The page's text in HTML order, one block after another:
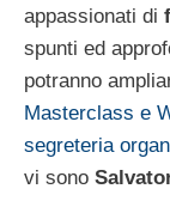
appassionati di
spunti ed
potranno
Masterclass e
segreteria
vi sono